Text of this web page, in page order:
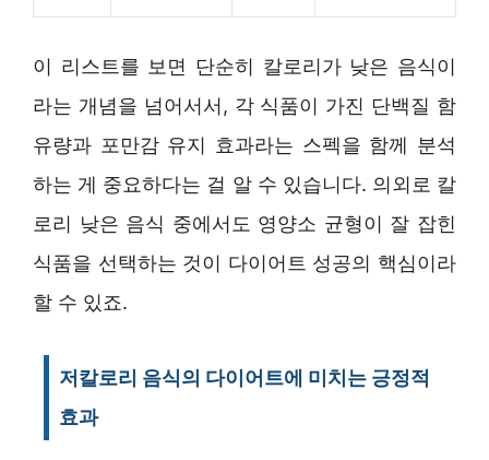
이 리스트를 보면 단순히 칼로리가 낮은 음식이
라는 개념을 넘어서서, 각 식품이 가진 단백질 함
유량과 포만감 유지 효과라는 스펙을 함께 분석
하는 게 중요하다는 걸 알 수 있습니다. 의외로 칼
로리 낮은 음식 중에서도 영양소 균형이 잘 잡힌
식품을 선택하는 것이 다이어트 성공의 핵심이라
할 수 있죠.
저칼로리 음식의 다이어트에 미치는 긍정적
효과